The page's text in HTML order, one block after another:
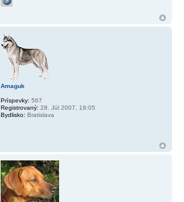
Amaguk
Príspevky: 567
Registrovaný: 28. Júl 2007, 19:05
Bydlisko: Bratislava